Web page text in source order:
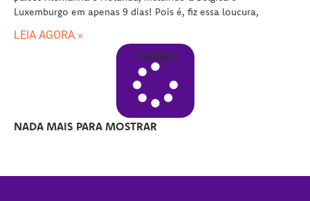
Luxemburgo em apenas 9 dias! Pois é, fiz essa loucura,
LEIA AGORA »
+ ARTIGOS
NADA MAIS PARA MOSTRAR